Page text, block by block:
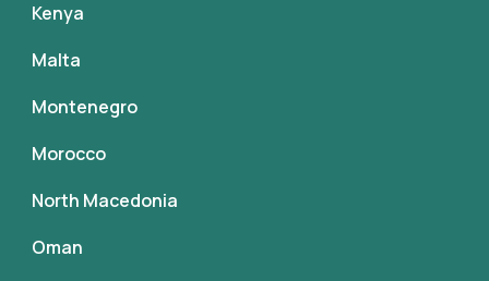
Kenya
Malta
Montenegro
Morocco
North Macedonia
Oman